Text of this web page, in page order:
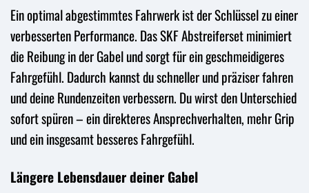
Ein optimal abgestimmtes Fahrwerk ist der Schlüssel zu einer
verbesserten Performance. Das SKF Abstreiferset minimiert
die Reibung in der Gabel und sorgt für ein geschmeidigeres
Fahrgefühl. Dadurch kannst du schneller und präziser fahren
und deine Rundenzeiten verbessern. Du wirst den Unterschied
sofort spüren – ein direkteres Ansprechverhalten, mehr Grip
und ein insgesamt besseres Fahrgefühl.
Längere Lebensdauer deiner Gabel